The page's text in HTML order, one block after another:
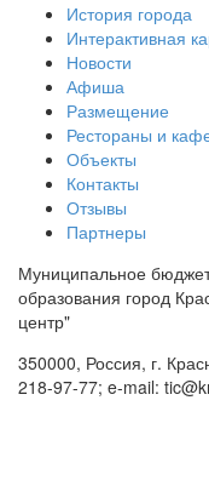
История города
Интерактивная
Новости
Афиша
Размещение
Рестораны и
Объекты
Контакты
Отзывы
Партнеры
Муниципальное
образования город
центр"
350000, Россия, г.
218-97-77; e-mail: